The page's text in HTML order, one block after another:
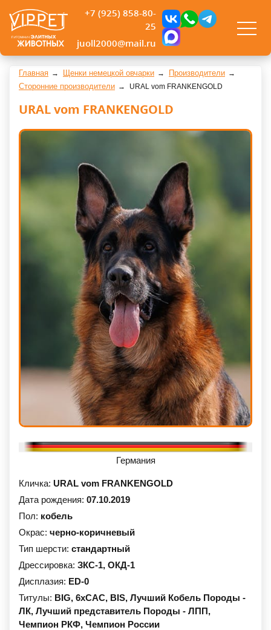
+7 (925) 858-80-
25
juoll2000@mail.ru
Главная Щенки немецкой овчарки
Производители
Сторонние производители
URAL vom FRANKENGOLD
URAL vom FRANKENGOLD
Германия
Кличка: URAL vom FRANKENGOLD
Дата рождения: 07.10.2019
Пол: кобель
Окрас: черно-коричневый
Тип шерсти: стандартный
Дрессировка: ЗКС-1, ОКД-1
Дисплазия: ED-0
Титулы: BIG, 6xCAC, BIS, Лучший Кобель Породы -
ЛК, Лучший представитель Породы - ЛПП,
Чемпион РКФ, Чемпион России